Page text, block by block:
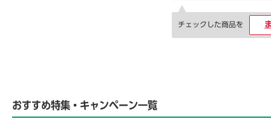
チェックした商品を
おすすめ特集・キャンペーン一覧